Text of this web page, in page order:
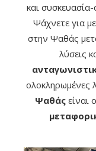
και
Ψάχνετε για
στην Ψαθάς
λύσεις
ολοκληρωμένες
Ψαθάςείναι